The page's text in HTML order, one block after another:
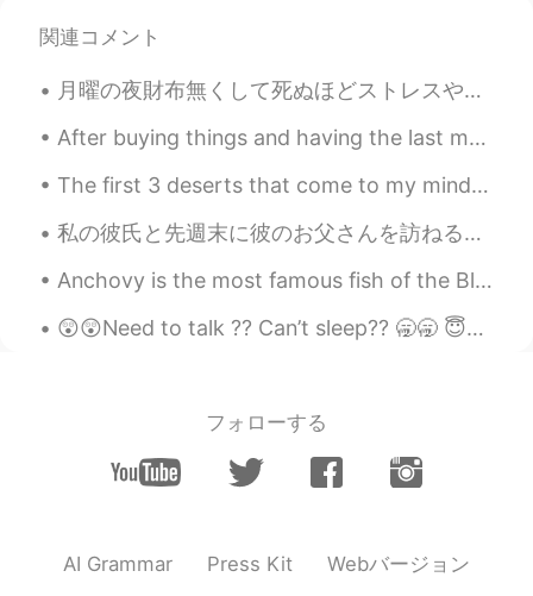
関連コメント
月曜の夜財布無くして死ぬほどストレスやったんやけど、親切な誰かが警察に渡した。次の日に警察が職場に連絡して、今朝おれ警察署に行って、財布取った。 さすが日本！イギリスやったらありえない話やわ ...
After buying things and having the last meal at a shop near the station, I returned to Nagoya fro...
The first 3 deserts that come to my mind to visit are: 1) Maranjab Desert (Iran) 2) Wadi Rum (Jor...
私の彼氏と先週末に彼のお父さんを訪ねるためにラスベガスに行きました。 My boyfriend and I went to Vegas over the weekend to visit his...
Anchovy is the most famous fish of the Black Sea and the most consumed by the Turkish. I live in ...
😲😲Need to talk ?? Can’t sleep?? 🥱🥱 😇😇You can join my group of friends and have a group chat 😇😇
フォローする
AI Grammar Press Kit Webバージョン